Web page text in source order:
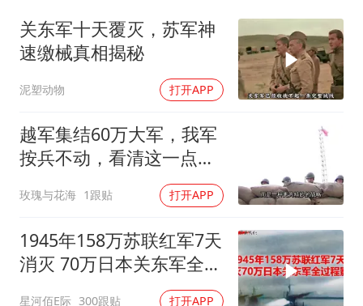
《龙餐馆》 冲奖
构建更高水平的全民健身公共服务体系
男子被沙蜇蜇伤5小时后呼吸困难
关东军十天覆灭，苏军神
速缴械真相揭秘
泥塑动物 打开APP
越军集结60万大军，我军
按兵不动，看清这一点便
玫瑰与花海 1跟贴 打开APP
1945年158万苏联红军7天
消灭 70万日本关东军全过
星河佰E际 300跟贴 打开APP